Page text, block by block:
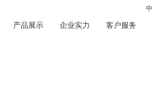
产品展示 企业实力 客户服务